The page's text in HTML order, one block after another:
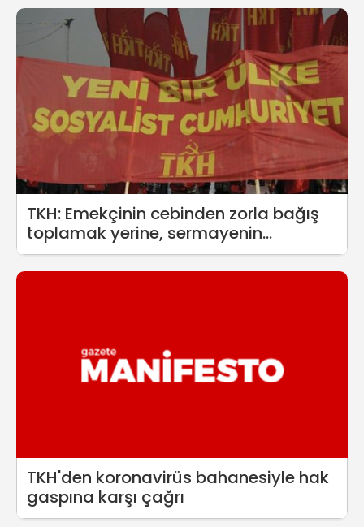
TKH: Emekçinin cebinden zorla bağış
toplamak yerine, sermayenin
milyonlarına el koyun!
TKH'den koronavirüs bahanesiyle hak
gaspına karşı çağrı